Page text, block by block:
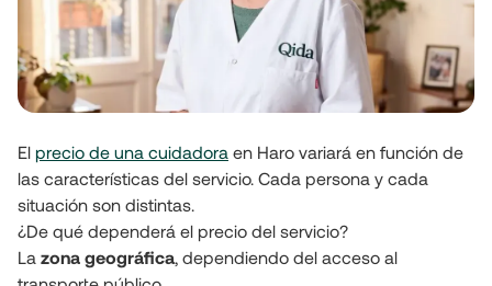
El precio de una cuidadora en Haro variará en función de
las características del servicio. Cada persona y cada
situación son distintas.
¿De qué dependerá el precio del servicio?
La zona geográfica, dependiendo del acceso al